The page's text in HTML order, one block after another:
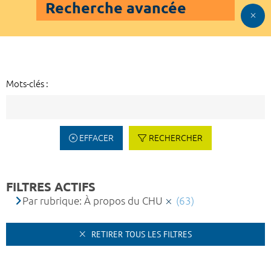
Recherche avancée
Mots-clés :
EFFACER RECHERCHER
FILTRES ACTIFS
Par rubrique: À propos du CHU (63)
RETIRER TOUS LES FILTRES